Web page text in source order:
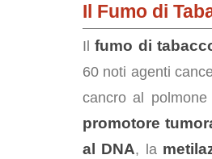
Il Fumo di
Ilfumo di
60 noti agenti
cancro al
promotore
al DNA, la